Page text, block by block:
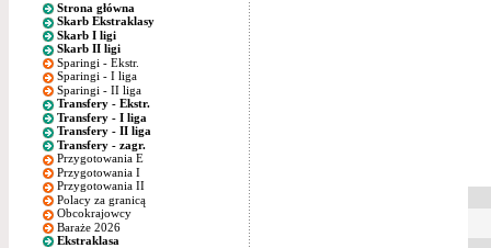
Strona główna
Skarb Ekstraklasy
Skarb I ligi
Skarb II ligi
Sparingi - Ekstr.
Sparingi - I liga
Sparingi - II liga
Transfery - Ekstr.
Transfery - I liga
Transfery - II liga
Transfery - zagr.
Przygotowania E
Przygotowania I
Przygotowania II
Polacy za granicą
Obcokrajowcy
Baraże 2026
Ekstraklasa